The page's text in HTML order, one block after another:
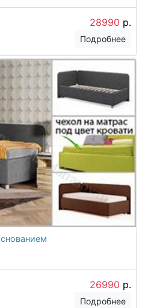
28990 р.
Подробнее
26990 р.
Подробнее